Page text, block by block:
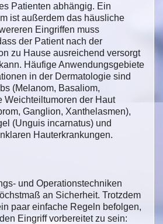
Patienten abhängig. Ein
ist außerdem das häusliche
Eingriffen muss
der Patient nach der
zu Hause ausreichend versorgt
Häufige Anwendungsgebiete
in der Dermatologie sind
(Melanom, Basaliom,
Weichteiltumoren der Haut
Ganglion, Xanthelasmen),
(Unguis incarnatus) und
Hauterkrankungen.
und Operationstechniken
an Sicherheit. Trotzdem
paar einfache Regeln befolgen,
Eingriff vorbereitet zu sein: